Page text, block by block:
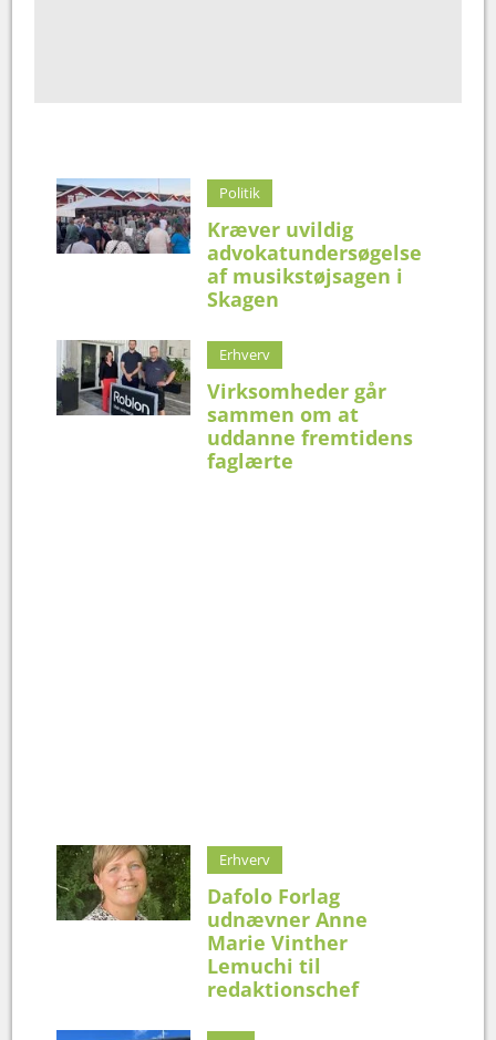
Politik
Kræver uvildig
advokatundersøgelse
af musikstøjsagen i
Skagen
Erhverv
Virksomheder går
sammen om at
uddanne fremtidens
faglærte
Erhverv
Dafolo Forlag
udnævner Anne
Marie Vinther
Lemuchi til
redaktionschef